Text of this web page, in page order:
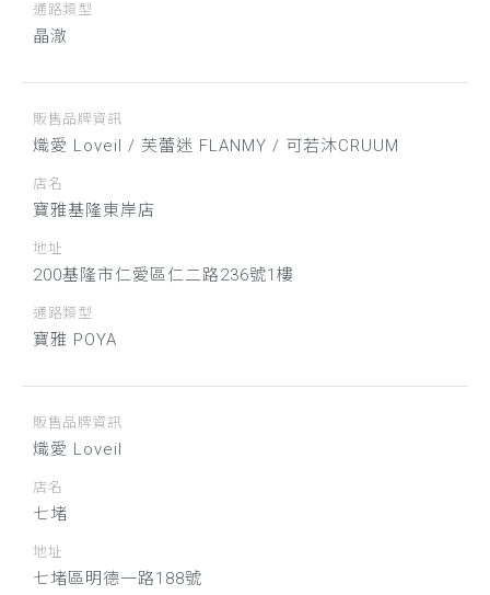
通路類型
晶澈
販售品牌資訊
熾愛 Loveil / 芙蕾迷 FLANMY / 可若沐CRUUM
店名
寶雅基隆東岸店
地址
200基隆市仁愛區仁二路236號1樓
通路類型
寶雅 POYA
販售品牌資訊
熾愛 Loveil
店名
七堵
地址
七堵區明德一路188號